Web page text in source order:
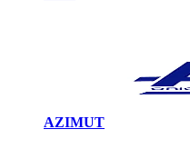
AZIMUT